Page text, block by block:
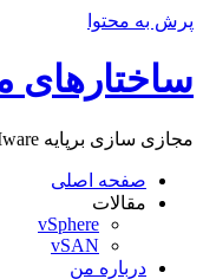
پرش به محتوا
ساختارهای
مجازی سازی برپایه VMware
صفحه اصلی
مقالات
vSphere
vSAN
درباره من